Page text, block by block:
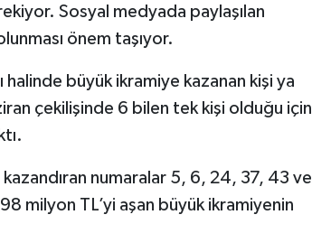
Sosyal medyada paylaşılan
önem taşıyor.
büyük ikramiye kazanan kişi ya
çekilişinde 6 bilen tek kişi olduğu için
numaralar 5, 6, 24, 37, 43 ve
milyon TL’yi aşan büyük ikramiyenin